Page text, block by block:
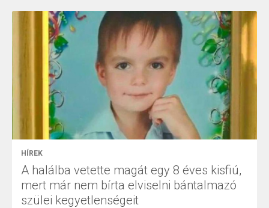
HÍREK
A halálba vetette magát egy 8 éves kisfiú,
mert már nem bírta elviselni bántalmazó
szülei kegyetlenségeit